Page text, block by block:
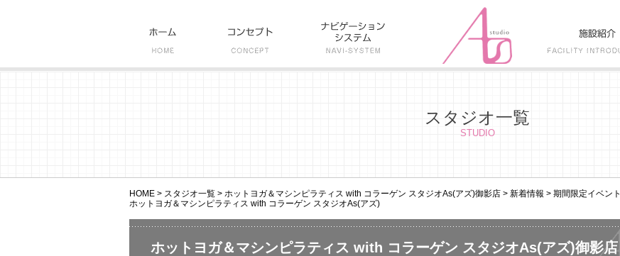
スタジオ一覧
STUDIO
HOME > スタジオ一覧 > ホットヨガ＆マシンピラティス with コラーゲン スタジオAs(アズ)御影店 > 新着情報 > 期間限定イベン
ホットヨガ＆マシンピラティス with コラーゲン スタジオAs(アズ)
ホットヨガ＆マシンピラティス with コラーゲン スタジオAs(アズ)御影店